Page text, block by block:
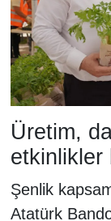
Üretim,
etkinlikler
Şenlik
Atatürk